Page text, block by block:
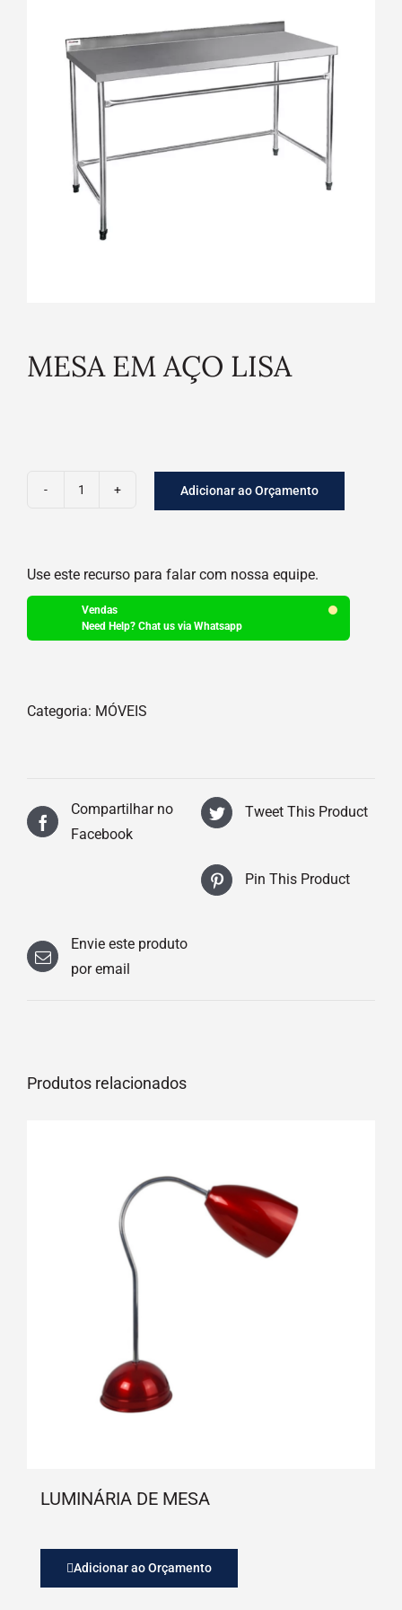
MESA EM AÇO LISA
LISA
quantidade
Adicionar ao Orçamento
Use este recurso para falar com nossa equipe.
Vendas
Need Help? Chat us via Whatsapp
Categoria: MÓVEIS
Compartilhar no
Facebook
Tweet This Product
Pin This Product
Envie este produto
por email
Produtos relacionados
LUMINÁRIA DE MESA
Adicionar ao Orçamento